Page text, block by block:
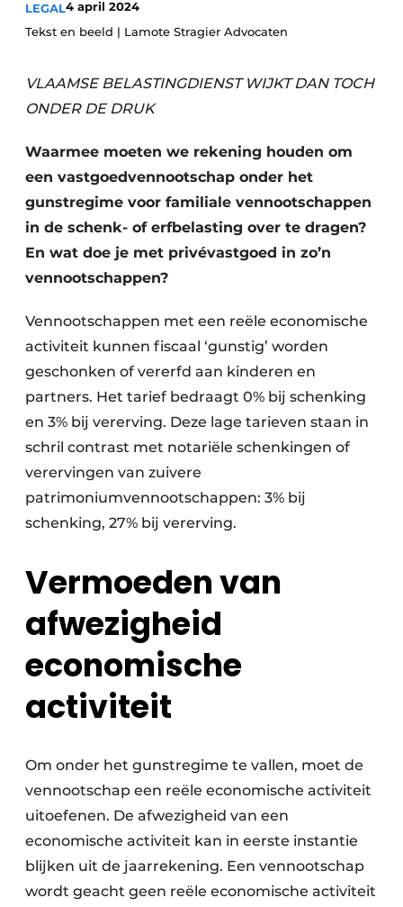
Vacatures
Video’s
LEGAL4 april 2024
Tekst en beeld | Lamote Stragier Advocaten
VLAAMSE BELASTINGDIENST WIJKT DAN TOCH
ONDER DE DRUK
Waarmee moeten we rekening houden om
een vastgoedvennootschap onder het
gunstregime voor familiale vennootschappen
in de schenk- of erfbelasting over te dragen?
En wat doe je met privévastgoed in zo’n
vennootschappen?
Vennootschappen met een reële economische
activiteit kunnen fiscaal ‘gunstig’ worden
geschonken of vererfd aan kinderen en
partners. Het tarief bedraagt 0% bij schenking
en 3% bij vererving. Deze lage tarieven staan in
schril contrast met notariële schenkingen of
verervingen van zuivere
patrimoniumvennootschappen: 3% bij
schenking, 27% bij vererving.
Vermoeden van
afwezigheid
economische
activiteit
Om onder het gunstregime te vallen, moet de
vennootschap een reële economische activiteit
uitoefenen. De afwezigheid van een
economische activiteit kan in eerste instantie
blijken uit de jaarrekening. Een vennootschap
wordt geacht geen reële economische activiteit